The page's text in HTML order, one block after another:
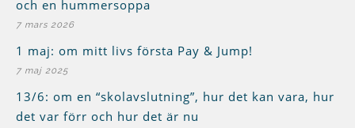
och en hummersoppa
7 mars 2026
1 maj: om mitt livs första Pay & Jump!
7 maj 2025
13/6: om en “skolavslutning”, hur det kan vara, hur
det var förr och hur det är nu